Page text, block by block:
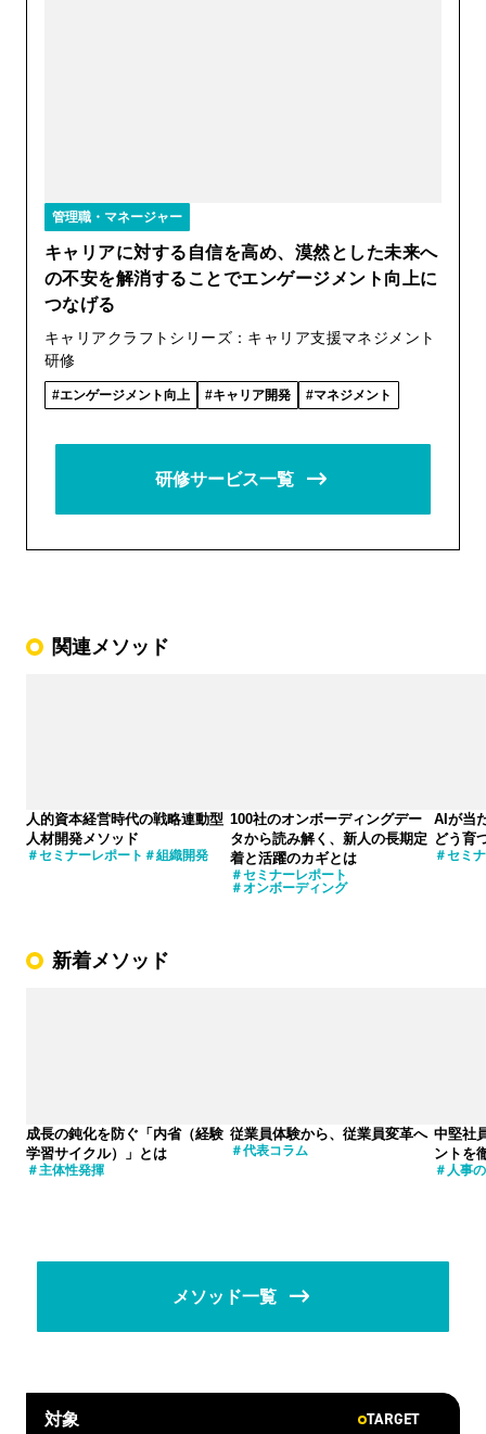
管理職・マネージャー
キャリアに対する自信を高め、漠然とした未来へ
の不安を解消することでエンゲージメント向上に
つなげる
キャリアクラフトシリーズ：キャリア支援マネジメント
研修
エンゲージメント向上 キャリア開発 マネジメント
研修サービス一覧
関連メソッド
人的資本経営時代の戦略連動型
人材開発メソッド
セミナーレポート 組織開発
100社のオンボーディングデー
タから読み解く、新人の長期定
着と活躍のカギとは
セミナーレポート
オンボーディング
AIが当
どう育
セミ
新着メソッド
成長の鈍化を防ぐ「内省（経験
学習サイクル）」とは
主体性発揮
従業員体験から、従業員変革へ
代表コラム
中堅社
ントを
人事
メソッド一覧
対象 TARGET